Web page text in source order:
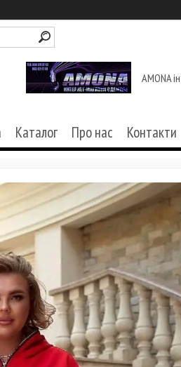
AMONA
Каталог Про нас Контакти